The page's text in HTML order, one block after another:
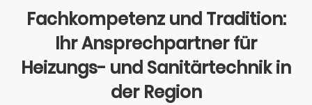
Fachkompetenz und Tradition:
Ihr Ansprechpartner für
Heizungs- und Sanitärtechnik in
der Region